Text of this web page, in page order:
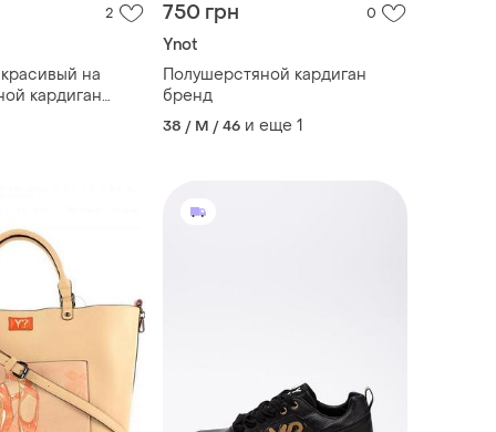
2
на
кардиган
750 грн 0
Ynot
Полушерстяной кардиган
бренд
38 / M / 46 и еще 1